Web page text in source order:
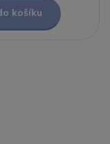
košíku